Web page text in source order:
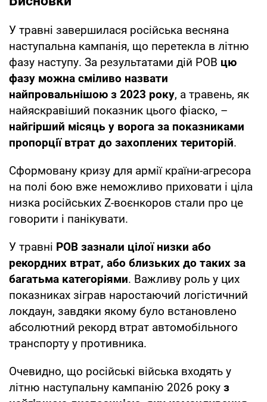
У травні завершилася російська весняна
наступальна кампанія, що перетекла в літню
фазу наступу. За результатами дій РОВ цю
фазу можна сміливо назвати
найпровальнішою з 2023 року, а травень, як
найяскравіший показник цього фіаско, –
найгірший місяць у ворога за показниками
пропорції втрат до захоплених територій.
Сформовану кризу для армії країни-агресора
на полі бою вже неможливо приховати і ціла
низка російських Z-воєнкоров стали про це
говорити і панікувати.
У травні РОВ зазнали цілої низки або
рекордних втрат, або близьких до таких за
багатьма категоріями. Важливу роль у цих
показниках зіграв наростаючий логістичний
локдаун, завдяки якому було встановлено
абсолютний рекорд втрат автомобільного
транспорту у противника.
Очевидно, що російські війська входять у
літню наступальну кампанію 2026 року з